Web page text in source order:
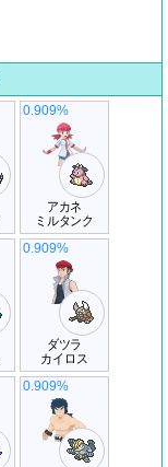
アカネ
ミルタンク
0.909%
ダツラ
カイロス
0.909%
0.909%